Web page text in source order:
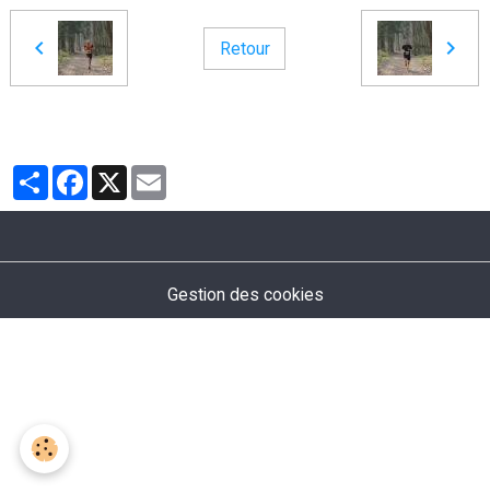
Retour
PartagerFacebook
X
Gestion des cookies